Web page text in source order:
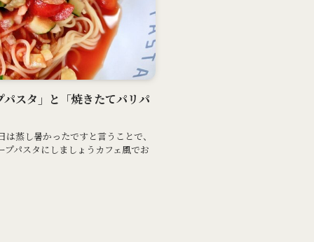
スタ」と「焼きたてパリパ
蒸し暑かったですと言うことで、
パスタにしましょうカフェ風でお